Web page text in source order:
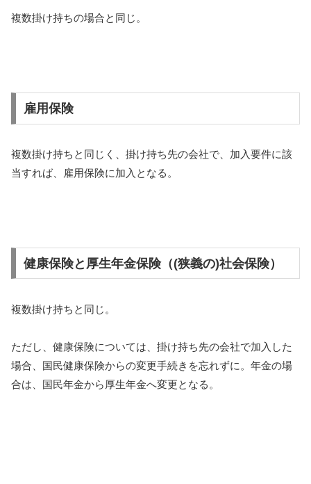
複数掛け持ちの場合と同じ。
雇用保険
複数掛け持ちと同じく、掛け持ち先の会社で、加入要件に該
当すれば、雇用保険に加入となる。
健康保険と厚生年金保険（(狭義の)社会保険）
複数掛け持ちと同じ。
ただし、健康保険については、掛け持ち先の会社で加入した
場合、国民健康保険からの変更手続きを忘れずに。年金の場
合は、国民年金から厚生年金へ変更となる。